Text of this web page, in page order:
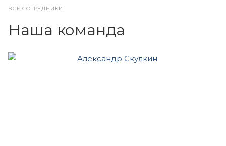
ВСЕ СОТРУДНИКИ
Наша команда